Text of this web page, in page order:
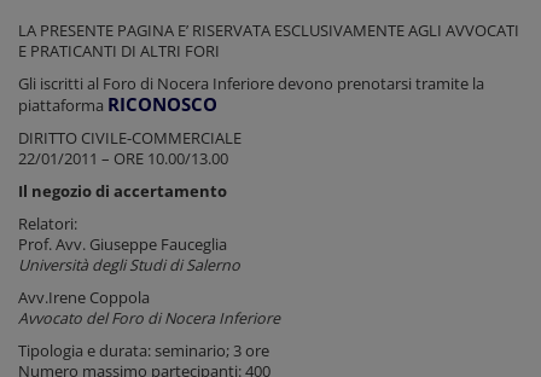
LA PRESENTE PAGINA E’ RISERVATA ESCLUSIVAMENTE AGLI AVVOCATI
E PRATICANTI DI ALTRI FORI
Gli iscritti al Foro di Nocera Inferiore devono prenotarsi tramite la
piattaforma RICONOSCO
DIRITTO CIVILE-COMMERCIALE
22/01/2011 – ORE 10.00/13.00
Il negozio di accertamento
Relatori:
Prof. Avv. Giuseppe Fauceglia
Università degli Studi di Salerno
Avv.Irene Coppola
Avvocato del Foro di Nocera Inferiore
Tipologia e durata: seminario; 3 ore
Numero massimo partecipanti: 400